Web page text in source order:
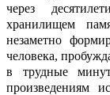
через
хранилищем
незаметно
человека,
в трудные
произведениям